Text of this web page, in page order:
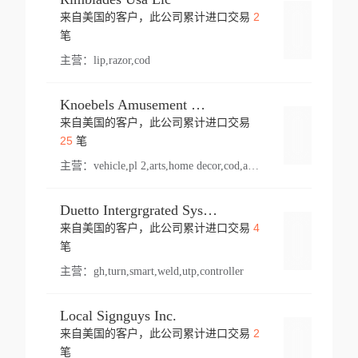
来自美国的客户，此公司累计进口交易 2
笔
主营： lip,razor,cod
Knoebels Amusement Resort
来自美国的客户，此公司累计进口交易
25笔
主营： vehicle,pl 2,arts,home decor,cod,amusement ride,sea
Duetto Intergrgrated Systems Inc.
来自美国的客户，此公司累计进口交易 4
笔
主营： gh,turn,smart,weld,utp,controller
Local Signguys Inc.
来自美国的客户，此公司累计进口交易 2
笔